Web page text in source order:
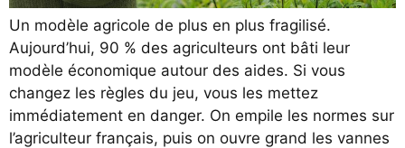
Un modèle agricole de plus en plus fragilisé.
Aujourd’hui, 90 % des agriculteurs ont bâti leur
modèle économique autour des aides. Si vous
changez les règles du jeu, vous les mettez
immédiatement en danger. On empile les normes sur
l’agriculteur français, puis on ouvre grand les vannes